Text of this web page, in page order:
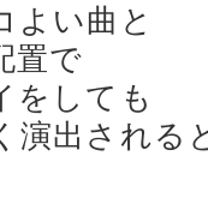
よい曲と
置で
をしても
演出される